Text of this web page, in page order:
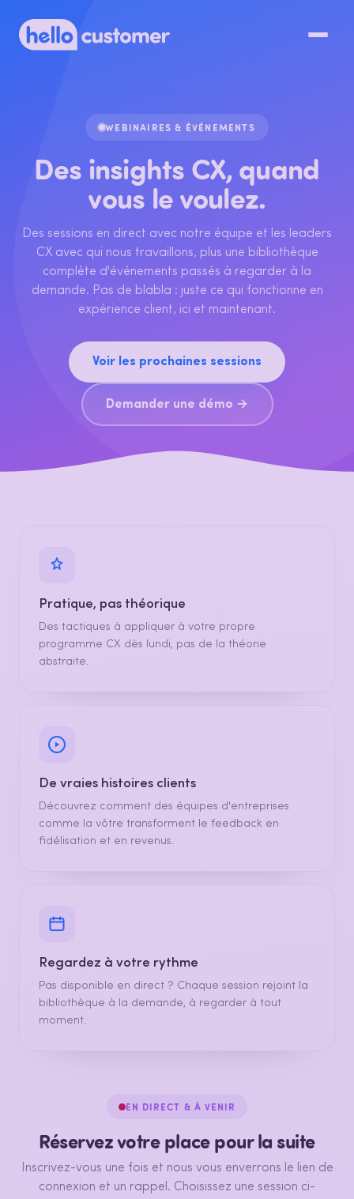
WEBINAIRES & ÉVÉNEMENTS
Des insights CX, quand
vous le voulez.
Des sessions en direct avec notre équipe et les leaders
CX avec qui nous travaillons, plus une bibliothèque
complète d'événements passés à regarder à la
demande. Pas de blabla : juste ce qui fonctionne en
expérience client, ici et maintenant.
Voir les prochaines sessions
Demander une démo →
Pratique, pas théorique
Des tactiques à appliquer à votre propre
programme CX dès lundi, pas de la théorie
abstraite.
De vraies histoires clients
Découvrez comment des équipes d'entreprises
comme la vôtre transforment le feedback en
fidélisation et en revenus.
Regardez à votre rythme
Pas disponible en direct ? Chaque session rejoint la
bibliothèque à la demande, à regarder à tout
moment.
EN DIRECT & À VENIR
Réservez votre place pour la suite
Inscrivez-vous une fois et nous vous enverrons le lien de
connexion et un rappel. Choisissez une session ci-